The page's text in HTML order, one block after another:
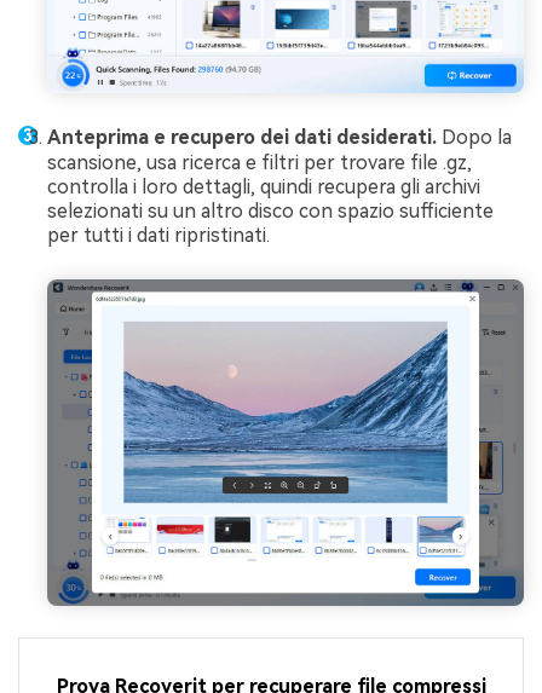
Anteprima e recupero dei dati desiderati. Dopo la
scansione, usa ricerca e filtri per trovare file .gz,
controlla i loro dettagli, quindi recupera gli archivi
selezionati su un altro disco con spazio sufficiente
per tutti i dati ripristinati.
Prova Recoverit per recuperare file compressi